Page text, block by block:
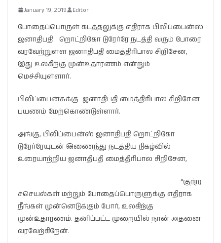
January 19, 2019 Editor
போதைப்பொருள் கடத்தலுக்கு எதிராக பிலிப்பைன்ஸ்
ஜனாதிபதி றொட்றிகோ டுரேர்ரே நடத்தி வரும் போரை
வரவேற்றுள்ள ஜனாதிபதி மைத்திரிபால சிறிசேன,
இது உலகிற்கு முன்உதாரணம் என்றும்
மெச்சியுள்ளார்.
பிலிப்பைன்சுக்கு ஜனாதிபதி மைத்திரிபால சிறிசேன
பயணம் மேற்கொண்டுள்ளார்.
அங்கு, பிலிப்பைன்ஸ் ஜனாதிபதி றொட்றிகோ
டுரேர்ரேயுடன் இணைந்து நடத்திய நிகழ்வில்
உரையாற்றிய ஜனாதிபதி மைத்திரிபால சிறிசேன,
“குற்ற
ச்செயல்கள் மற்றும் போதைப்பொருளுக்கு எதிராக
நீங்கள் முன்னெடுக்கும் போர், உலகிற்கு
முன்உதாரணம். தனிப்பட்ட முறையில் நான் அதனை
வரவேற்கிறேன்.